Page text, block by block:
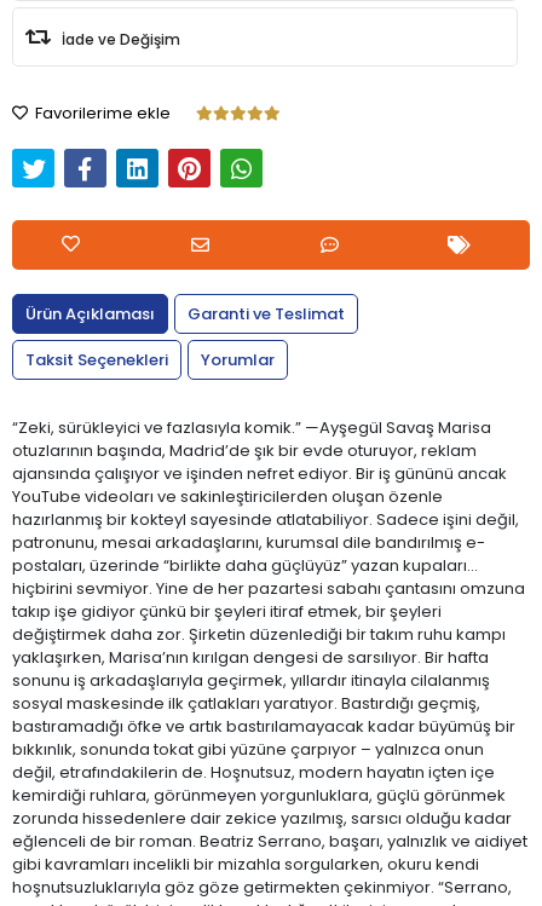
İade ve Değişim
Favorilerime ekle
Ürün Açıklaması
Garanti ve Teslimat
Taksit Seçenekleri
Yorumlar
“Zeki, sürükleyici ve fazlasıyla komik.” —Ayşegül Savaş Marisa
otuzlarının başında, Madrid’de şık bir evde oturuyor, reklam
ajansında çalışıyor ve işinden nefret ediyor. Bir iş gününü ancak
YouTube videoları ve sakinleştiricilerden oluşan özenle
hazırlanmış bir kokteyl sayesinde atlatabiliyor. Sadece işini değil,
patronunu, mesai arkadaşlarını, kurumsal dile bandırılmış e-
postaları, üzerinde “birlikte daha güçlüyüz” yazan kupaları...
hiçbirini sevmiyor. Yine de her pazartesi sabahı çantasını omzuna
takıp işe gidiyor çünkü bir şeyleri itiraf etmek, bir şeyleri
değiştirmek daha zor. Şirketin düzenlediği bir takım ruhu kampı
yaklaşırken, Marisa’nın kırılgan dengesi de sarsılıyor. Bir hafta
sonunu iş arkadaşlarıyla geçirmek, yıllardır itinayla cilalanmış
sosyal maskesinde ilk çatlakları yaratıyor. Bastırdığı geçmiş,
bastıramadığı öfke ve artık bastırılamayacak kadar büyümüş bir
bıkkınlık, sonunda tokat gibi yüzüne çarpıyor – yalnızca onun
değil, etrafındakilerin de. Hoşnutsuz, modern hayatın içten içe
kemirdiği ruhlara, görünmeyen yorgunluklara, güçlü görünmek
zorunda hissedenlere dair zekice yazılmış, sarsıcı olduğu kadar
eğlenceli de bir roman. Beatriz Serrano, başarı, yalnızlık ve aidiyet
gibi kavramları incelikli bir mizahla sorgularken, okuru kendi
hoşnutsuzluklarıyla göz göze getirmekten çekinmiyor. “Serrano,